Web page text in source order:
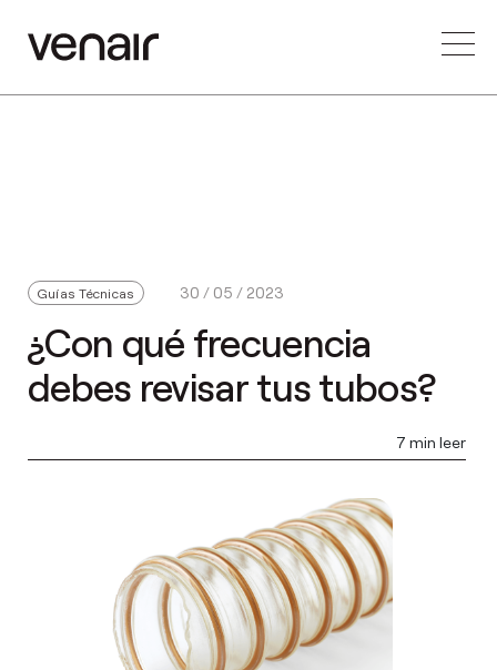
Guías Técnicas 30 / 05 / 2023
¿Con qué frecuencia
debes revisar tus tubos?
7 min leer